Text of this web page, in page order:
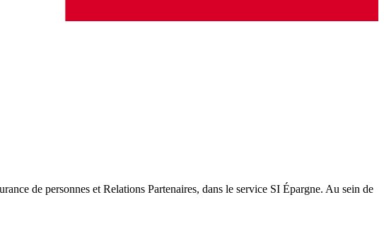
de personnes et Relations Partenaires, dans le service SI Épargne. Au sein de